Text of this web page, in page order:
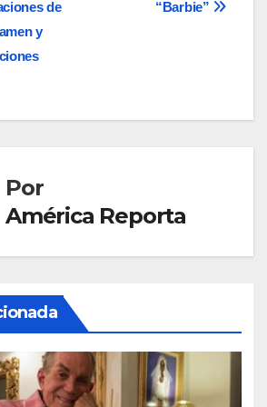
“Barbie”
de
y
Por
América Reporta